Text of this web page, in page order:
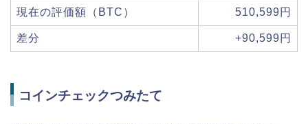
現在の評価額（BTC） 510,599円
差分 +90,599円
コインチェックつみたて